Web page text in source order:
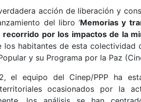
acción de liberación y
del libro ‘Memorias y
recorrido por los impactos de la
los habitantes de esta
y su Programa por la Paz
el equipo del Cinep/PPP ha
ocasionados por la